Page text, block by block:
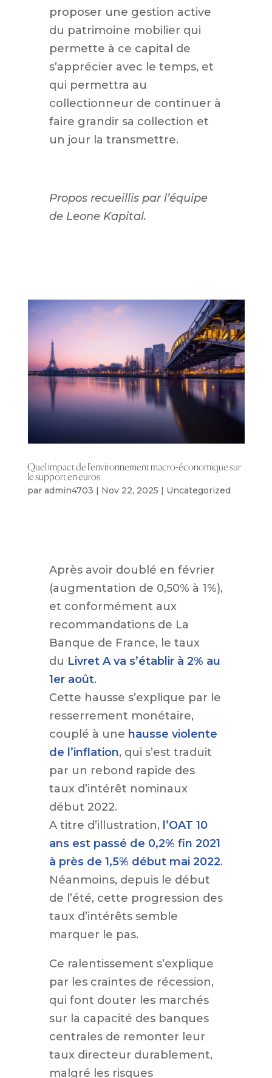
proposer une gestion active
du patrimoine mobilier qui
permette à ce capital de
s’apprécier avec le temps, et
qui permettra au
collectionneur de continuer à
faire grandir sa collection et
un jour la transmettre.
Propos recueillis par l’équipe
de Leone Kapital.
Quel impact de l’environnement macro-économique sur
le support en euros
par admin4703 Nov 22, 2025 Uncategorized
Après avoir doublé en février
(augmentation de 0,50% à 1%),
et conformément aux
recommandations de La
Banque de France, le taux
du Livret A va s’établir à 2% au
1er août.
Cette hausse s’explique par le
resserrement monétaire,
couplé à une hausse violente
de l’inflation, qui s’est traduit
par un rebond rapide des
taux d’intérêt nominaux
début 2022.
A titre d’illustration, l’OAT 10
ans est passé de 0,2% fin 2021
à près de 1,5% début mai 2022.
Néanmoins, depuis le début
de l’été, cette progression des
taux d’intérêts semble
marquer le pas.
Ce ralentissement s’explique
par les craintes de récession,
qui font douter les marchés
sur la capacité des banques
centrales de remonter leur
taux directeur durablement,
malgré les risques